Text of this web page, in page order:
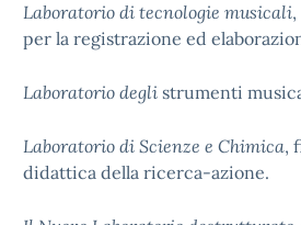
Laboratorio di tecnologie musicali
per la registrazione ed
Laboratorio degli strumenti
Laboratorio di Scienze e Chimica,
didattica della ricerca-azione.